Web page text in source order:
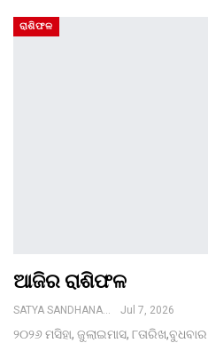
ରାଶିଫଳ
ଆଜିର ରାଶିଫଳ
SATYA SANDHANA DESK Jul 7, 2026
୨୦୨୬ ମସିହା, ଜୁଲାଇମାସ,